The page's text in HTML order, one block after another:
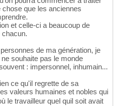
que les anciennes
et celle-ci a beaucoup de
de ma génération, je
souhaite pas le monde
: impersonnel, inhumain...
ce qu'il regrette de sa
valeurs humaines et nobles qui
le travailleur quel quil soit avait